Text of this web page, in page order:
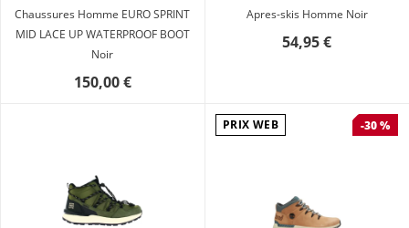
Chaussures Homme EURO SPRINT
MID LACE UP WATERPROOF BOOT
Noir
150,00 €
Apres-skis Homme Noir
54,95 €
PRIX WEB -30 %